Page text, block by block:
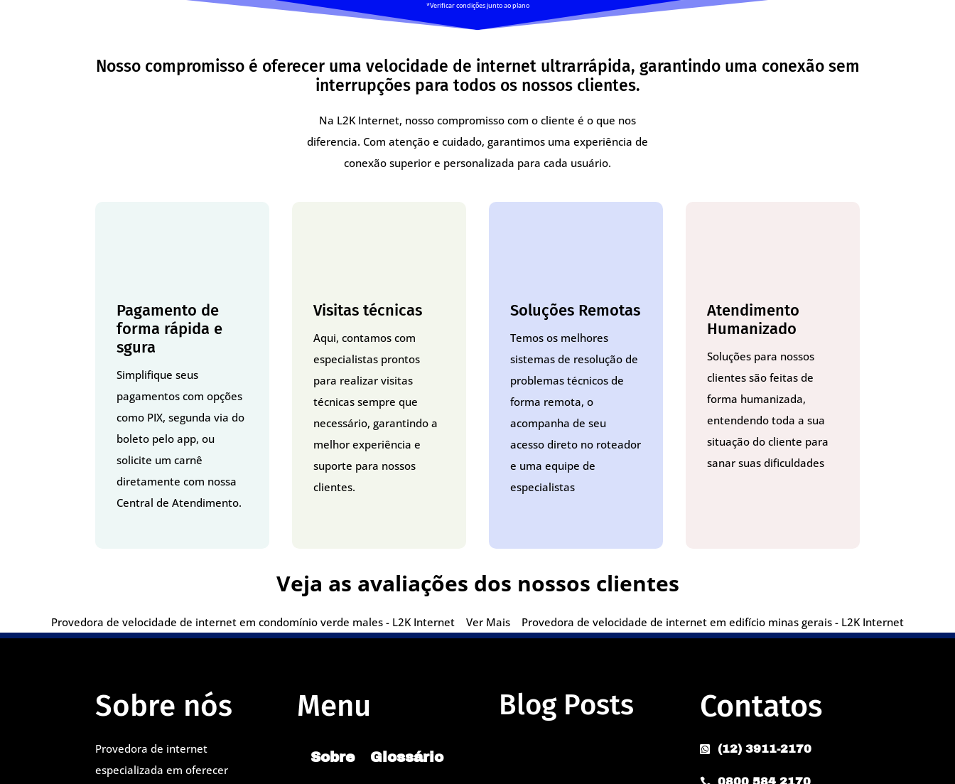
*Verificar condições junto ao plano
Nosso compromisso é oferecer uma velocidade de internet ultrarrápida, garantindo uma conexão sem
interrupções para todos os nossos clientes.
Na L2K Internet, nosso compromisso com o cliente é o que nos
diferencia. Com atenção e cuidado, garantimos uma experiência de
conexão superior e personalizada para cada usuário.
Pagamento de
forma rápida e
sgura
Simplifique seus
pagamentos com opções
como PIX, segunda via do
boleto pelo app, ou
solicite um carnê
diretamente com nossa
Central de Atendimento.
Visitas técnicas
Aqui, contamos com
especialistas prontos
para realizar visitas
técnicas sempre que
necessário, garantindo a
melhor experiência e
suporte para nossos
clientes.
Soluções Remotas
Temos os melhores
sistemas de resolução de
problemas técnicos de
forma remota, o
acompanha de seu
acesso direto no roteador
e uma equipe de
especialistas
Atendimento
Humanizado
Soluções para nossos
clientes são feitas de
forma humanizada,
entendendo toda a sua
situação do cliente para
sanar suas dificuldades
Veja as avaliações dos nossos clientes
Provedora de velocidade de internet em condomínio verde males - L2K Internet Ver Mais Provedora de velocidade de internet em edifício minas gerais - L2K Internet
Sobre nós
Provedora de internet
especializada em oferecer
Menu
Sobre Glossário
Blog Posts Contatos
 (12) 3911-2170